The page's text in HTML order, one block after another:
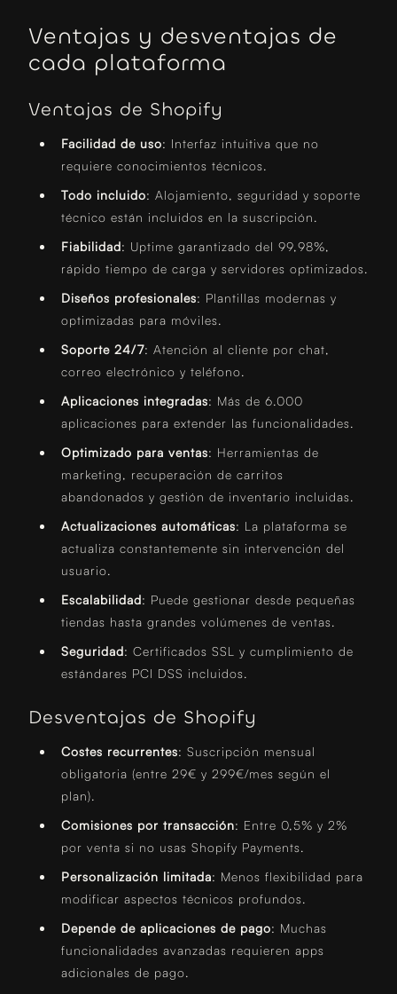
Ventajas y desventajas de
cada plataforma
Ventajas de Shopify
Facilidad de uso: Interfaz intuitiva que no
requiere conocimientos técnicos.
Todo incluido: Alojamiento, seguridad y soporte
técnico están incluidos en la suscripción.
Fiabilidad: Uptime garantizado del 99,98%,
rápido tiempo de carga y servidores optimizados.
Diseños profesionales: Plantillas modernas y
optimizadas para móviles.
Soporte 24/7: Atención al cliente por chat,
correo electrónico y teléfono.
Aplicaciones integradas: Más de 6.000
aplicaciones para extender las funcionalidades.
Optimizado para ventas: Herramientas de
marketing, recuperación de carritos
abandonados y gestión de inventario incluidas.
Actualizaciones automáticas: La plataforma se
actualiza constantemente sin intervención del
usuario.
Escalabilidad: Puede gestionar desde pequeñas
tiendas hasta grandes volúmenes de ventas.
Seguridad: Certificados SSL y cumplimiento de
estándares PCI DSS incluidos.
Desventajas de Shopify
Costes recurrentes: Suscripción mensual
obligatoria (entre 29€ y 299€/mes según el
plan).
Comisiones por transacción: Entre 0,5% y 2%
por venta si no usas Shopify Payments.
Personalización limitada: Menos flexibilidad para
modificar aspectos técnicos profundos.
Depende de aplicaciones de pago: Muchas
funcionalidades avanzadas requieren apps
adicionales de pago.